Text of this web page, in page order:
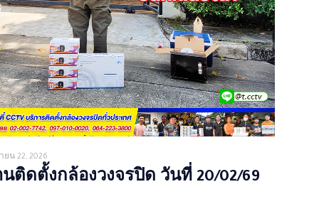
ยน 22, 2026
นติดตั้งกล้องวงจรปิด วันที่ 20/02/69